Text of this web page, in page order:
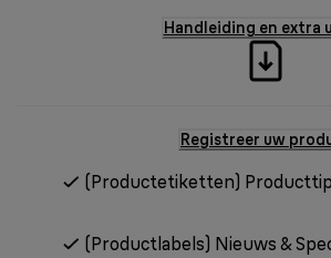
Handleiding en extra
Registreer uw
(Productetiketten)
(Productlabels) Nieuws &